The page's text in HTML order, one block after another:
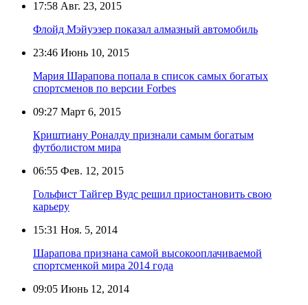
17:58 Авг. 23, 2015
Флойд Мэйуэзер показал алмазный автомобиль
23:46 Июнь 10, 2015
Мария Шарапова попала в список самых богатых
спортсменов по версии Forbes
09:27 Март 6, 2015
Криштиану Роналду признали самым богатым
футболистом мира
06:55 Фев. 12, 2015
Гольфист Тайгер Вудс решил приостановить свою
карьеру
15:31 Ноя. 5, 2014
Шарапова признана самой высокооплачиваемой
спортсменкой мира 2014 года
09:05 Июнь 12, 2014